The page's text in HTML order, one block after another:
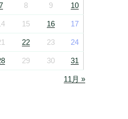
8 9 10
15 16 17
22 23 24
29 30 31
11月 »